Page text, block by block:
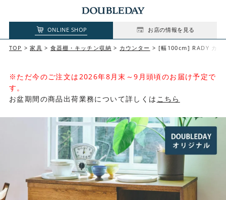
ONLINE SHOP お店の情報を見る
TOP 家具 食器棚・キッチン収納 カウンター [幅100cm] RADY カウ
※ただ今のご注文は2026年8月末～9月頭頃のお届け予定で
す。
お盆期間の商品出荷業務について詳しくは こちら